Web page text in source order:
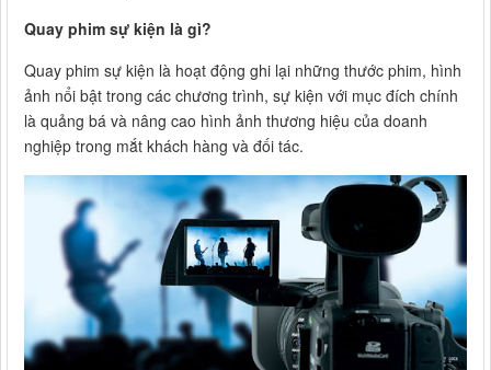
Quay phim sự kiện là gì?
Quay phim sự kiện là hoạt động ghi lại những thước phim, hình
ảnh nổi bật trong các chương trình, sự kiện với mục đích chính
là quảng bá và nâng cao hình ảnh thương hiệu của doanh
nghiệp trong mắt khách hàng và đối tác.